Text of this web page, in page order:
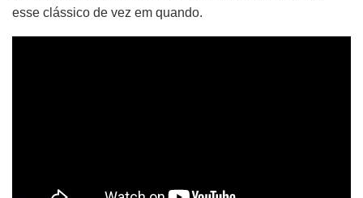
esse clássico de vez em quando.